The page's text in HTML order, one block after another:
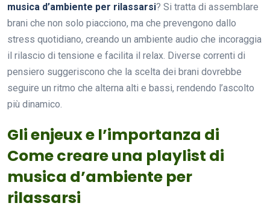
musica d’ambiente per rilassarsi? Si tratta di assemblare
brani che non solo piacciono, ma che prevengono dallo
stress quotidiano, creando un ambiente audio che incoraggia
il rilascio di tensione e facilita il relax. Diverse correnti di
pensiero suggeriscono che la scelta dei brani dovrebbe
seguire un ritmo che alterna alti e bassi, rendendo l’ascolto
più dinamico.
Gli enjeux e l’importanza di
Come creare una playlist di
musica d’ambiente per
rilassarsi